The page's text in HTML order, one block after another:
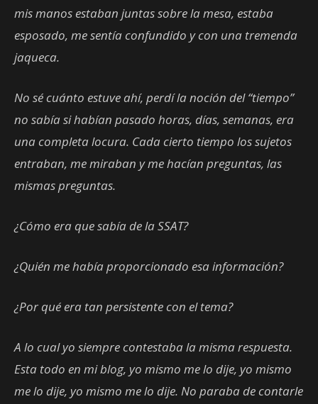
mis manos estaban juntas sobre la mesa, estaba
esposado, me sentía confundido y con una tremenda
jaqueca.
No sé cuánto estuve ahí, perdí la noción del “tiempo”
no sabía si habían pasado horas, días, semanas, era
una completa locura. Cada cierto tiempo los sujetos
entraban, me miraban y me hacían preguntas, las
mismas preguntas.
¿Cómo era que sabía de la SSAT?
¿Quién me había proporcionado esa información?
¿Por qué era tan persistente con el tema?
A lo cual yo siempre contestaba la misma respuesta.
Esta todo en mi blog, yo mismo me lo dije, yo mismo
me lo dije, yo mismo me lo dije. No paraba de contarle